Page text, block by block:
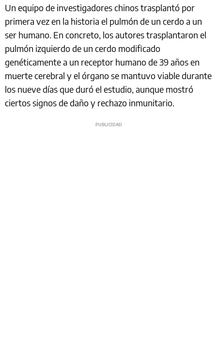
Un equipo de investigadores chinos trasplantó por
primera vez en la historia el pulmón de un cerdo a un
ser humano. En concreto, los autores trasplantaron el
pulmón izquierdo de un cerdo modificado
genéticamente a un receptor humano de 39 años en
muerte cerebral y el órgano se mantuvo viable durante
los nueve días que duró el estudio, aunque mostró
ciertos signos de daño y rechazo inmunitario.